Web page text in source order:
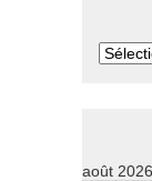
août 2026